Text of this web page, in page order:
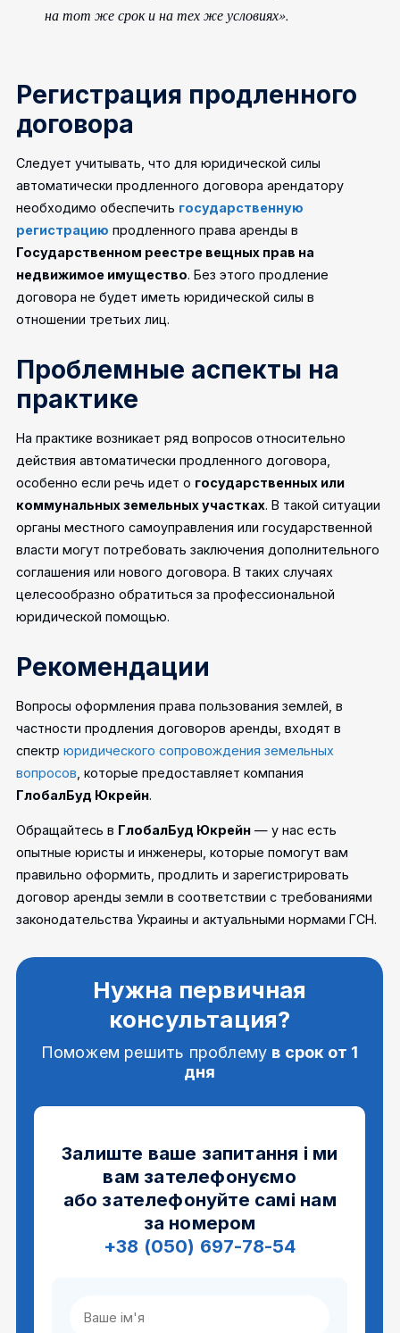
на тот же срок и на тех же условиях».
Регистрация продленного
договора
Следует учитывать, что для юридической силы
автоматически продленного договора арендатору
необходимо обеспечить государственную
регистрацию продленного права аренды в
Государственном реестре вещных прав на
недвижимое имущество. Без этого продление
договора не будет иметь юридической силы в
отношении третьих лиц.
Проблемные аспекты на
практике
На практике возникает ряд вопросов относительно
действия автоматически продленного договора,
особенно если речь идет о государственных или
коммунальных земельных участках. В такой ситуации
органы местного самоуправления или государственной
власти могут потребовать заключения дополнительного
соглашения или нового договора. В таких случаях
целесообразно обратиться за профессиональной
юридической помощью.
Рекомендации
Вопросы оформления права пользования землей, в
частности продления договоров аренды, входят в
спектрюридического сопровождения земельных
вопросов , которые предоставляет компания
ГлобалБуд Юкрейн.
Обращайтесь в ГлобалБуд Юкрейн — у нас есть
опытные юристы и инженеры, которые помогут вам
правильно оформить, продлить и зарегистрировать
договор аренды земли в соответствии с требованиями
законодательства Украины и актуальными нормами ГСН.
Нужна первичная
консультация?
Поможем решить проблему в срок от 1
дня
Залиште ваше запитання і ми
вам зателефонуємо
або зателефонуйте самі нам
за номером
+38 (050) 697-78-54